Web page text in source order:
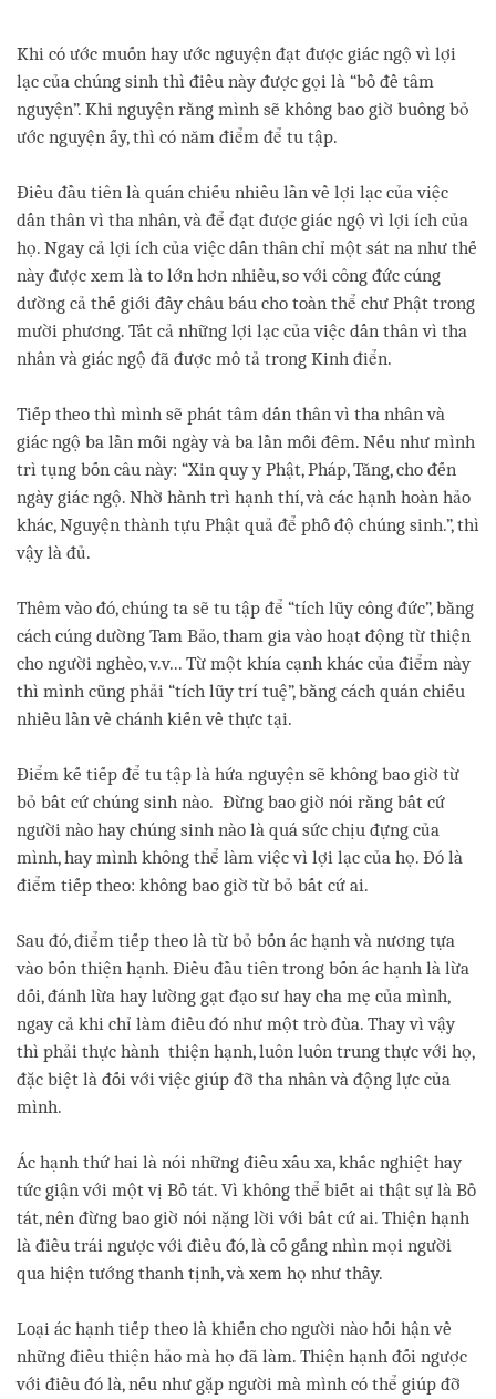
Khi có ước muốn hay ước nguyện đạt được giác ngộ vì lợi
lạc của chúng sinh thì điều này được gọi là “bồ đề tâm
nguyện”. Khi nguyện rằng mình sẽ không bao giờ buông bỏ
ước nguyện ấy, thì có năm điểm để tu tập.
Điều đầu tiên là quán chiếu nhiều lần về lợi lạc của việc
dấn thân vì tha nhân, và để đạt được giác ngộ vì lợi ích của
họ. Ngay cả lợi ích của việc dấn thân chỉ một sát na như thế
này được xem là to lớn hơn nhiều, so với công đức cúng
dường cả thế giới đầy châu báu cho toàn thể chư Phật trong
mười phương. Tất cả những lợi lạc của việc dấn thân vì tha
nhân và giác ngộ đã được mô tả trong Kinh điển.
Tiếp theo thì mình sẽ phát tâm dấn thân vì tha nhân và
giác ngộ ba lần mỗi ngày và ba lần mỗi đêm. Nếu như mình
trì tụng bốn câu này: “Xin quy y Phật, Pháp, Tăng, cho đến
ngày giác ngộ. Nhờ hành trì hạnh thí, và các hạnh hoàn hảo
khác, Nguyện thành tựu Phật quả để phỗ độ chúng sinh.”, thì
vậy là đủ.
Thêm vào đó, chúng ta sẽ tu tập để “tích lũy công đức”, bằng
cách cúng dường Tam Bảo, tham gia vào hoạt động từ thiện
cho người nghèo, v.v... Từ một khía cạnh khác của điểm này
thì mình cũng phải “tích lũy trí tuệ”, bằng cách quán chiếu
nhiều lần về chánh kiến về thực tại.
Điểm kế tiếp để tu tập là hứa nguyện sẽ không bao giờ từ
bỏ bất cứ chúng sinh nào. Đừng bao giờ nói rằng bất cứ
người nào hay chúng sinh nào là quá sức chịu đựng của
mình, hay mình không thể làm việc vì lợi lạc của họ. Đó là
điểm tiếp theo: không bao giờ từ bỏ bất cứ ai.
Sau đó, điểm tiếp theo là từ bỏ bốn ác hạnh và nương tựa
vào bốn thiện hạnh. Điều đầu tiên trong bốn ác hạnh là lừa
dối, đánh lừa hay lường gạt đạo sư hay cha mẹ của mình,
ngay cả khi chỉ làm điều đó như một trò đùa. Thay vì vậy
thì phải thực hành thiện hạnh, luôn luôn trung thực với họ,
đặc biệt là đối với việc giúp đỡ tha nhân và động lực của
mình.
Ác hạnh thứ hai là nói những điều xấu xa, khắc nghiệt hay
tức giận với một vị Bồ tát. Vì không thể biết ai thật sự là Bồ
tát, nên đừng bao giờ nói nặng lời với bất cứ ai. Thiện hạnh
là điều trái ngược với điều đó, là cố gắng nhìn mọi người
qua hiện tướng thanh tịnh, và xem họ như thầy.
Loại ác hạnh tiếp theo là khiến cho người nào hối hận về
những điều thiện hảo mà họ đã làm. Thiện hạnh đối ngược
với điều đó là, nếu như gặp người mà mình có thể giúp đỡ